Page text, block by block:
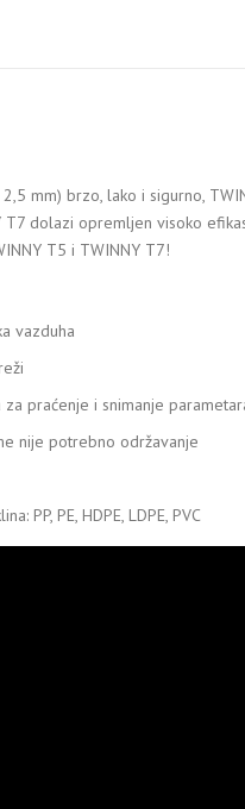
mm) brzo, lako i sigurno,
dolazi opremljen visoko
T5 i TWINNY T7!
vazduha
praćenje i snimanje
nije potrebno održavanje
PP, PE, HDPE, LDPE, PVC